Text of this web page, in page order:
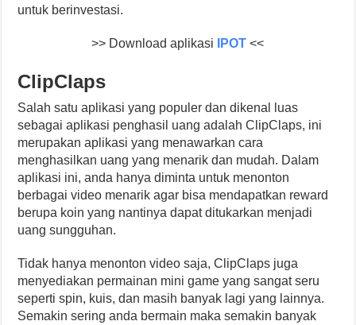
untuk berinvestasi.
>> Download aplikasi IPOT <<
ClipClaps
Salah satu aplikasi yang populer dan dikenal luas
sebagai aplikasi penghasil uang adalah ClipClaps, ini
merupakan aplikasi yang menawarkan cara
menghasilkan uang yang menarik dan mudah. Dalam
aplikasi ini, anda hanya diminta untuk menonton
berbagai video menarik agar bisa mendapatkan reward
berupa koin yang nantinya dapat ditukarkan menjadi
uang sungguhan.
Tidak hanya menonton video saja, ClipClaps juga
menyediakan permainan mini game yang sangat seru
seperti spin, kuis, dan masih banyak lagi yang lainnya.
Semakin sering anda bermain maka semakin banyak